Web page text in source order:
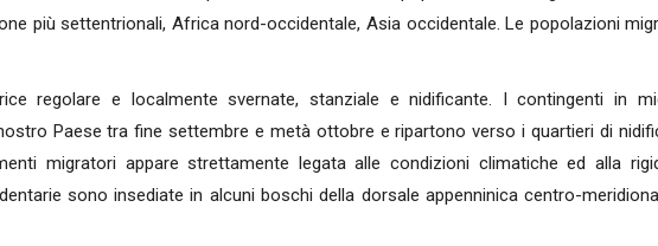
più settentrionali, Africa nord-occidentale, Asia occidentale. Le popolazioni
regolare e localmente svernate, stanziale e nidificante. I contingenti in
Paese tra fine settembre e metà ottobre e ripartono verso i quartieri di
migratori appare strettamente legata alle condizioni climatiche ed alla
sono insediate in alcuni boschi della dorsale appenninica centro-